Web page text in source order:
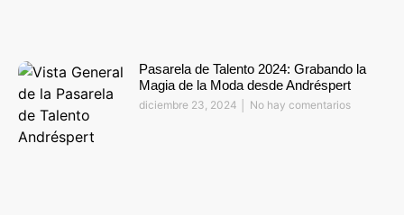
Pasarela de Talento 2024: Grabando la
Magia de la Moda desde Andréspert
diciembre 23, 2024 No hay comentarios